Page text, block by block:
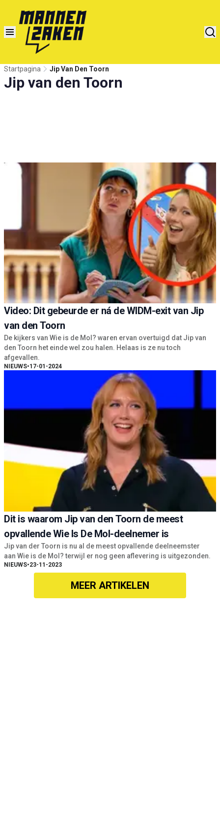
Startpagina Jip Van Den Toorn
Jip van den Toorn
Video: Dit gebeurde er ná de WIDM-exit van Jip
van den Toorn
De kijkers van Wie is de Mol? waren ervan overtuigd dat Jip van
den Toorn het einde wel zou halen. Helaas is ze nu toch
afgevallen.
NIEUWS•17-01-2024
Dit is waarom Jip van den Toorn de meest
opvallende Wie Is De Mol-deelnemer is
Jip van der Toorn is nu al de meest opvallende deelneemster
aan Wie is de Mol? terwijl er nog geen aflevering is uitgezonden.
NIEUWS•23-11-2023
MEER ARTIKELEN